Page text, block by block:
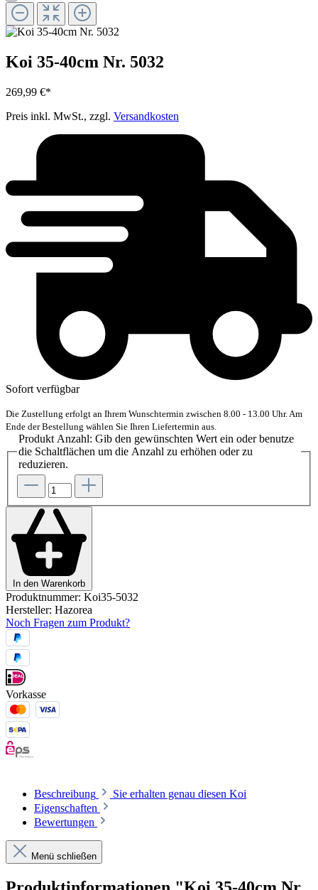
Koi 35-40cm Nr. 5032
269,99 €*
Preis inkl. MwSt., zzgl. Versandkosten
Sofort verfügbar
Die Zustellung erfolgt an Ihrem Wunschtermin zwischen 8.00 - 13.00 Uhr. Am
Ende der Bestellung wählen Sie Ihren Liefertermin aus.
Produkt Anzahl: Gib den gewünschten Wert ein oder benutze
die Schaltflächen um die Anzahl zu erhöhen oder zu
reduzieren.
In den Warenkorb
Produktnummer: Koi35-5032
Hersteller: Hazorea
Noch Fragen zum Produkt?
Vorkasse
Beschreibung
Sie erhalten genau diesen Koi
Eigenschaften
Bewertungen
Menü schließen